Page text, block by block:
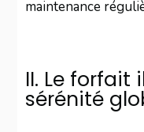
maintenance
II. Le forfait
sérénité